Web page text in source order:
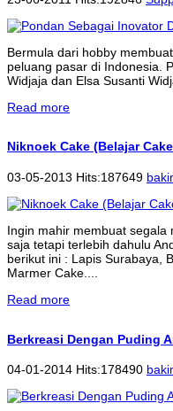
Bermula dari hobby
peluang pasar di Indonesia.
Widjaja dan Elsa Susanti
Read more
Niknoek Cake (Belajar
03-05-2013 Hits:187649
Ingin mahir membuat segala
saja tetapi terlebih dahulu
berikut ini : Lapis Surabaya,
Marmer Cake....
Read more
Berkreasi Dengan Puding
04-01-2014 Hits:178490